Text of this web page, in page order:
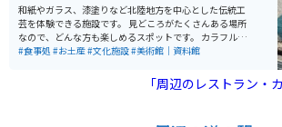
和紙やガラス、漆塗りなど北陸地方を中心とした伝統工
芸を体験できる施設です。 見どころがたくさんある場所
なので、どんな方も楽しめるスポットです。 カラフルな
傘や窓の格子につけられた風車など写真映えするところ
#食事処 #お土産#文化施設#美術館｜資料館
「周辺のレストラン・